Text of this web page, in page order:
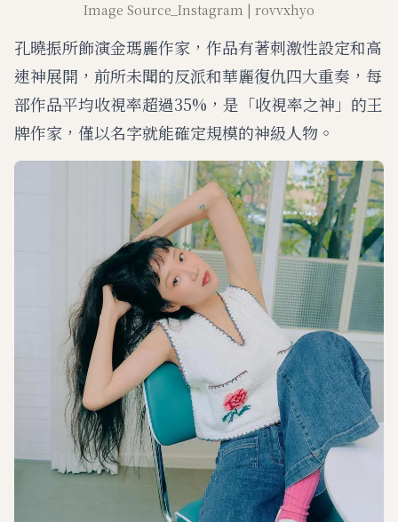
Image Source_Instagram | rovvxhyo
孔曉振所飾演金瑪麗作家，作品有著刺激性設定和高
速神展開，前所未聞的反派和華麗復仇四大重奏，每
部作品平均收視率超過35%，是「收視率之神」的王
牌作家，僅以名字就能確定規模的神級人物。